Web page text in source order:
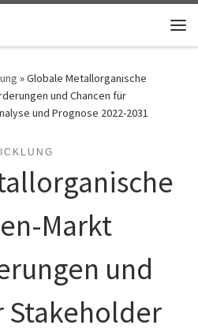
»Globale Metallorganische
und Chancen für
und Prognose 2022-2031
Markt
und
Stakeholder